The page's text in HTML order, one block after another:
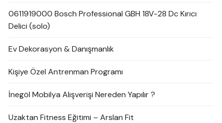
0611919000 Bosch Professional GBH 18V-28 Dc Kırıcı
Delici (solo)
Ev Dekorasyon & Danışmanlık
Kişiye Özel Antrenman Programı
İnegöl Mobilya Alışverişi Nereden Yapılır ?
Uzaktan Fitness Eğitimi – Arslan Fit